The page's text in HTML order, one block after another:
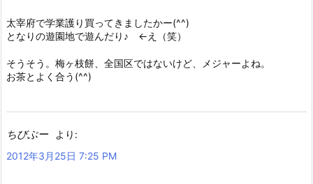
太宰府で学業護り買ってきましたかー(^^)
となりの遊園地で遊んだり♪ ←え（笑）
そうそう。梅ヶ枝餅、全国区ではないけど、メジャーよね。
お茶とよく合う(^^)
ちびぶー
より:
2012年3月25日 7:25 PM